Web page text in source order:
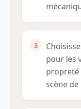
pour les
propreté
scène de